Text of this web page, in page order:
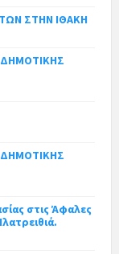
ΣΤΗΝ ΙΘΑΚΗ
στις Άφαλες